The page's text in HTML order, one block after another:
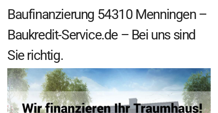
Baufinanzierung 54310 Menningen –
Baukredit-Service.de – Bei uns sind
Sie richtig.